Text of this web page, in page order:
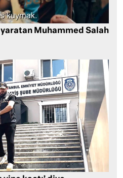
yaratan Muhammed Salah